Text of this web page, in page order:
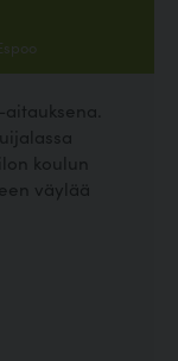
koulun
väylää